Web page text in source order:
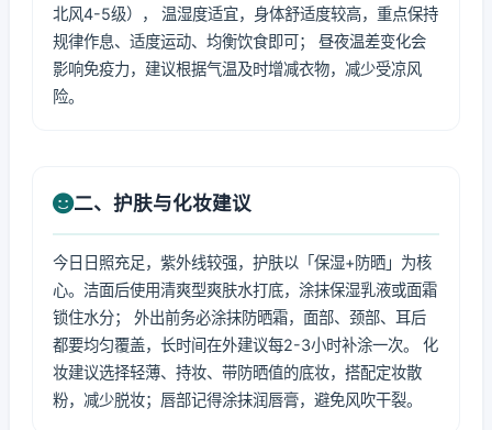
北风4-5级）， 温湿度适宜，身体舒适度较高，重点保持
规律作息、适度运动、均衡饮食即可； 昼夜温差变化会
影响免疫力，建议根据气温及时增减衣物，减少受凉风
险。
二、护肤与化妆建议
今日日照充足，紫外线较强，护肤以「保湿+防晒」为核
心。洁面后使用清爽型爽肤水打底，涂抹保湿乳液或面霜
锁住水分； 外出前务必涂抹防晒霜，面部、颈部、耳后
都要均匀覆盖，长时间在外建议每2-3小时补涂一次。 化
妆建议选择轻薄、持妆、带防晒值的底妆，搭配定妆散
粉，减少脱妆；唇部记得涂抹润唇膏，避免风吹干裂。